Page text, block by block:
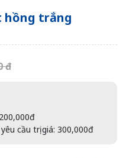
hồng trắng
đ
cầu trị giá: 300,000đ